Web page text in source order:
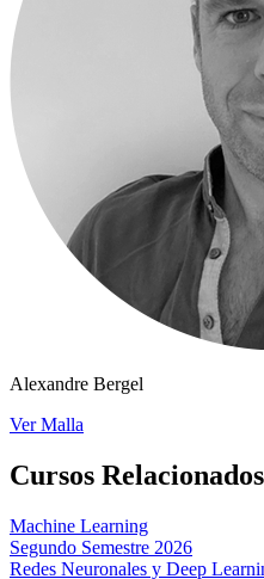
Alexandre Bergel
Ver Malla
Cursos Relacionados
Machine Learning
Segundo Semestre 2026
Redes Neuronales y Deep